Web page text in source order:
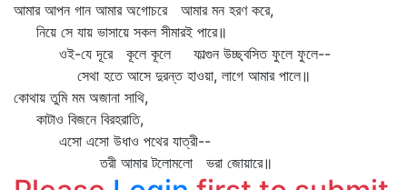
আমার আপন গান আমার অগোচরে আমার মন হরণ করে,
নিয়ে সে যায় ভাসায়ে সকল সীমারই পারে॥
ওই-যে দূরে কূলে কূলে ফাল্গুন উচ্ছ্বসিত ফুলে ফুলে--
সেথা হতে আসে দুরন্ত হাওয়া, লাগে আমার পালে॥
কোথায় তুমি মম অজানা সাথি,
কাটাও বিজনে বিরহরাতি,
এসো এসো উধাও পথের যাত্রী--
তরী আমার টলোমলো ভরা জোয়ারে॥